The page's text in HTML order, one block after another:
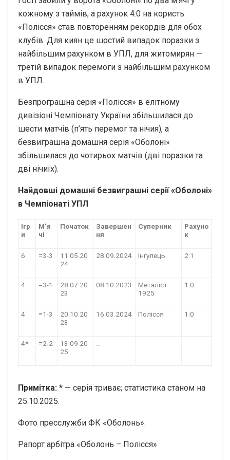
кожному з таймів, а рахунок 4:0 на користь
«Полісся» став повторенням рекордів для обох
клубів. Для киян це шостий випадок поразки з
найбільшим рахунком в УПЛ, для житомирян —
третій випадок перемоги з найбільшим рахунком
в УПЛ.
Безпрограшна серія «Полісся» в елітному
дивізіоні Чемпіонату України збільшилася до
шести матчів (п’ять перемог та нічия), а
безвиграшна домашня серія «Оболоні»
збільшилася до чотирьох матчів (дві поразки та
дві нічиїх).
Найдовші домашні безвиграшні серії «Оболоні»
в Чемпіонаті УПЛ
Ігр
и
М’я
чі
Початок
Завершен
ня
Суперник
Рахуно
к
6 =3-3
11.05.20
24
28.09.2024 Інгулець 2:1
4 =3-1
28.07.20
23
08.10.2023
Металіст
1925
1:0
4 =1-3
20.10.20
23
16.03.2024 Полісся 1:0
4* =2-2
13.09.20
25
…
Примітка: * — серія триває; статистика станом на
25.10.2025.
Фото пресслужби ФК «Оболонь».
Рапорт арбітра «Оболонь – Полісся»